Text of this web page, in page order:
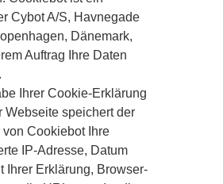
Cybot A/S, Havnegade
Dänemark,
Auftrag Ihre Daten
Ihrer Cookie-Erklärung
Webseite speichert der
Cookiebot Ihre
IP-Adresse, Datum
Ihrer Erklärung, Browser-